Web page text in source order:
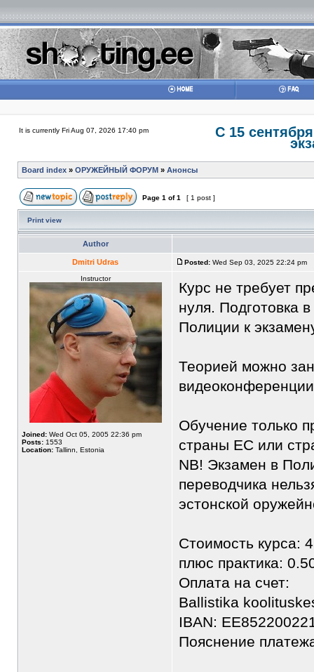
It is currently Fri Aug 07, 2026 17:40 pm С 15
Board index » ОРУЖЕЙНЫЙ ФОРУМ » Анонсы
Page 1 of1 [ 1 post ]
Print view
Author
Dmitri Udras Posted: Wed Sep 03, 2025 22:24 pm
Instructor
Joined: Wed Oct 05, 2005 22:36 pm
Posts: 1553
Location: Tallinn, Estonia
Курс не требует
нуля. Подготовка
Полиции к
Теорией можно
Обучение только
страны ЕС или
NB! Экзамен в
переводчика
эстонской
Стоимость курса:
плюс практика:
Оплата на счет:
Ballistika
IBAN:
Пояснение